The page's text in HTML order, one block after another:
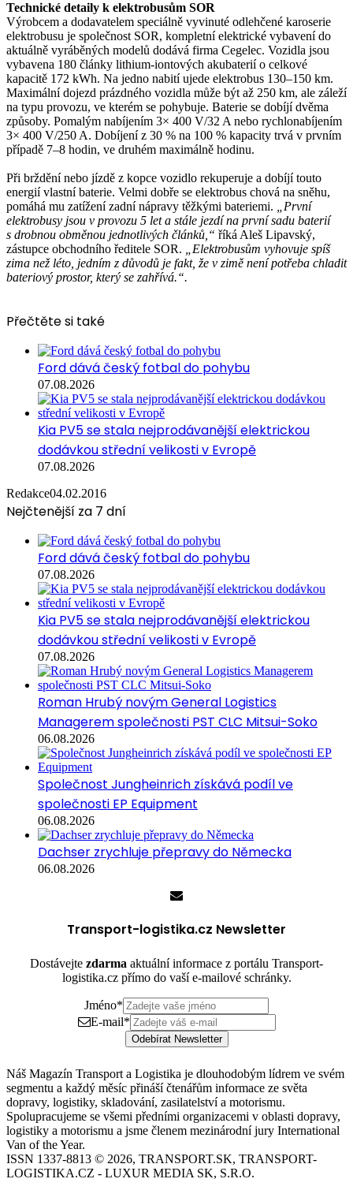
Technické detaily k elektrobusům SOR
Výrobcem a dodavatelem speciálně vyvinuté odlehčené karoserie
elektrobusu je společnost SOR, kompletní elektrické vybavení do
aktuálně vyráběných modelů dodává firma Cegelec. Vozidla jsou
vybavena 180 články lithium-iontových akubaterií o celkové
kapacitě 172 kWh. Na jedno nabití ujede elektrobus 130–150 km.
Maximální dojezd prázdného vozidla může být až 250 km, ale záleží
na typu provozu, ve kterém se pohybuje. Baterie se dobíjí dvěma
způsoby. Pomalým nabíjením 3× 400 V/32 A nebo rychlonabíjením
3× 400 V/250 A. Dobíjení z 30 % na 100 % kapacity trvá v prvním
případě 7–8 hodin, ve druhém maximálně hodinu.
Při brždění nebo jízdě z kopce vozidlo rekuperuje a dobíjí touto
energií vlastní baterie. Velmi dobře se elektrobus chová na sněhu,
pomáhá mu zatížení zadní nápravy těžkými bateriemi.
„První
elektrobusy jsou v provozu 5 let a stále jezdí na první sadu baterií
s drobnou obměnou jednotlivých článků,“ říká Aleš Lipavský,
zástupce obchodního ředitele SOR.
„Elektrobusům vyhovuje spíš
zima než léto, jedním z důvodů je fakt, že v zimě není potřeba chladit
bateriový prostor, který se zahřívá.“.
Přečtěte si také
Ford dává český fotbal do pohybu
07.08.2026
Kia PV5 se stala nejprodávanější elektrickou
dodávkou střední velikosti v Evropě
07.08.2026
Redakce04.02.2016
Nejčtenější za 7 dní
Ford dává český fotbal do pohybu
07.08.2026
Kia PV5 se stala nejprodávanější elektrickou
dodávkou střední velikosti v Evropě
07.08.2026
Roman Hrubý novým General Logistics
Managerem společnosti PST CLC Mitsui-Soko
06.08.2026
Společnost Jungheinrich získává podíl ve
společnosti EP Equipment
06.08.2026
Dachser zrychluje přepravy do Německa
06.08.2026
Transport-logistika.cz Newsletter
Dostávejte zdarma aktuální informace z portálu Transport-
logistika.cz přímo do vaší e-mailové schránky.
Jméno*
E-mail*
Odebírat Newsletter
Náš Magazín Transport a Logistika je dlouhodobým lídrem ve svém
segmentu a každý měsíc přináší čtenářům informace ze světa
dopravy, logistiky, skladování, zasilatelství a motorismu.
Spolupracujeme se všemi předními organizacemi v oblasti dopravy,
logistiky a motorismu a jsme členem mezinárodní jury International
Van of the Year.
ISSN 1337-8813 © 2026, TRANSPORT.SK, TRANSPORT-
LOGISTIKA.CZ - LUXUR MEDIA SK, S.R.O.